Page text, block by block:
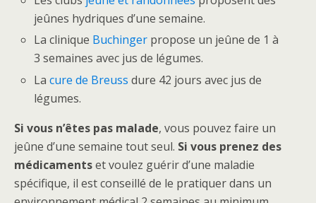
jeûnes hydriques d’une semaine.
La clinique Buchinger propose un jeûne de 1 à
3 semaines avec jus de légumes.
Lacure de Breuss dure 42 jours avec jus de
légumes.
Si vous n’êtes pas malade, vous pouvez faire un
jeûne d’une semaine tout seul. Si vous prenez des
médicamentset voulez guérir d’une maladie
spécifique, il est conseillé de le pratiquer dans un